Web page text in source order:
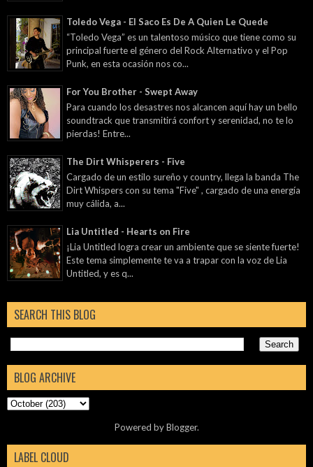
Toledo Vega - El Saco Es De A Quien Le Quede
“Toledo Vega” es un talentoso músico que tiene como su
principal fuerte el género del Rock Alternativo y el Pop
Punk, en esta ocasión nos co...
For You Brother - Swept Away
Para cuando los desastres nos alcancen aquí hay un bello
soundtrack que transmitirá confort y serenidad, no te lo
pierdas! Entre...
The Dirt Whisperers - Five
Cargado de un estilo sureño y country, llega la banda The
Dirt Whispers con su tema "Five" , cargado de una energía
muy cálida, a...
Lia Untitled - Hearts on Fire
¡Lia Untitled logra crear un ambiente que se siente fuerte!
Este tema simplemente te va a trapar con la voz de Lia
Untitled, y es q...
SEARCH THIS BLOG
BLOG ARCHIVE
Powered byBlogger.
LABEL CLOUD